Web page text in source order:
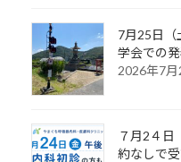
7月25日（
学会での
2026年7月
７月2４日
約なしで